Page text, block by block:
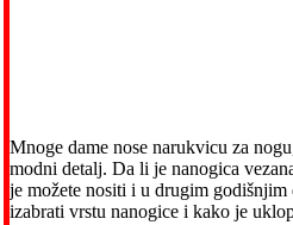
Mnoge dame nose narukvicu za
modni detalj. Da li je nanogica
je možete nositi i u drugim
izabrati vrstu nanogice i kako je